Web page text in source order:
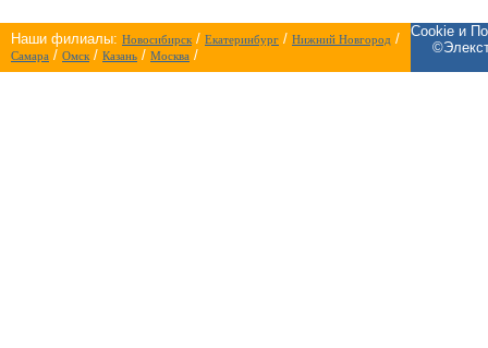
Наши филиалы: Новосибирск/ Екатеринбург / Нижний Новгород /
Самара / Омск/ Казань / Москва /
Cookie и